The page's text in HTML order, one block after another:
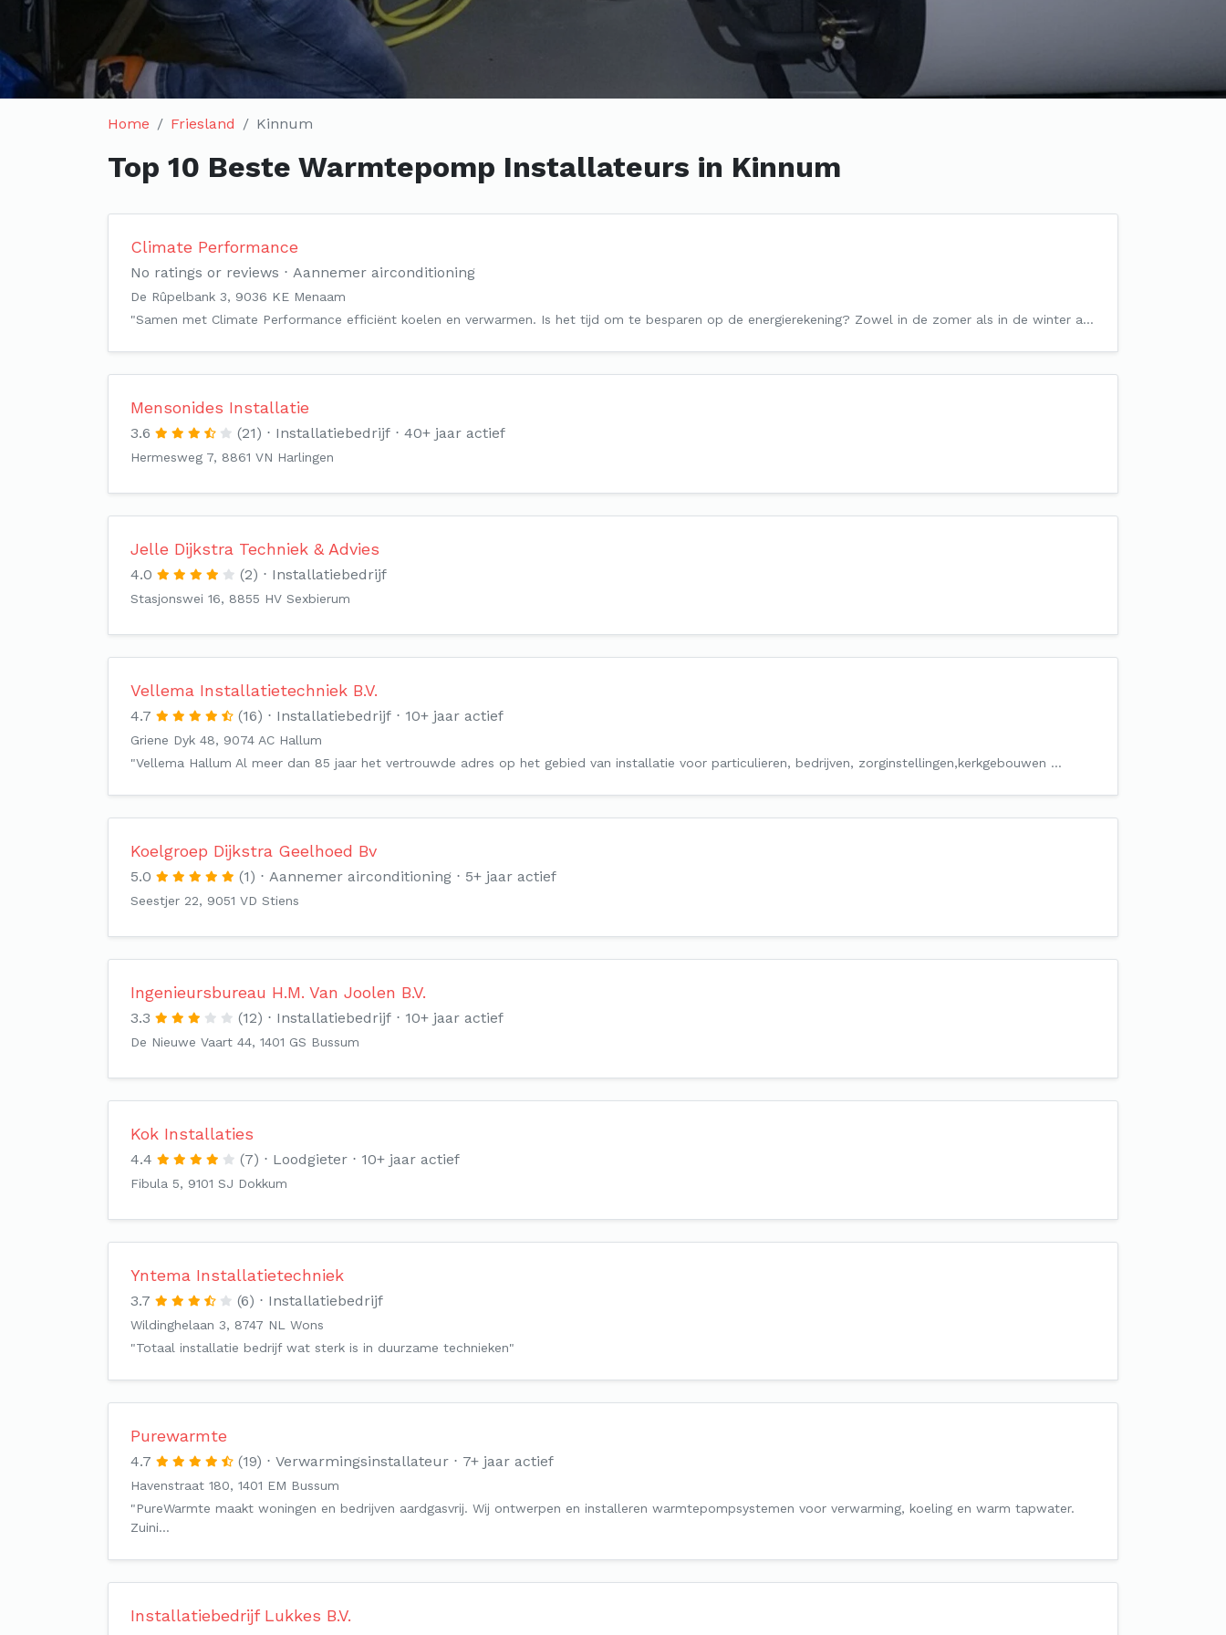
Home Friesland Kinnum
Top 10 Beste Warmtepomp Installateurs in Kinnum
Climate Performance
No ratings or reviews Aannemer airconditioning
De Rûpelbank 3, 9036 KE Menaam
"Samen met Climate Performance efficiënt koelen en verwarmen. Is het tijd om te besparen op de energierekening? Zowel in de zomer als in de winter a…
Mensonides Installatie
3.6 (21) Installatiebedrijf 40+ jaar actief
Hermesweg 7, 8861 VN Harlingen
Jelle Dijkstra Techniek & Advies
4.0 (2) Installatiebedrijf
Stasjonswei 16, 8855 HV Sexbierum
Vellema Installatietechniek B.V.
4.7 (16) Installatiebedrijf 10+ jaar actief
Griene Dyk 48, 9074 AC Hallum
"Vellema Hallum Al meer dan 85 jaar het vertrouwde adres op het gebied van installatie voor particulieren, bedrijven, zorginstellingen,kerkgebouwen …
Koelgroep Dijkstra Geelhoed Bv
5.0 (1) Aannemer airconditioning 5+ jaar actief
Seestjer 22, 9051 VD Stiens
Ingenieursbureau H.M. Van Joolen B.V.
3.3 (12) Installatiebedrijf 10+ jaar actief
De Nieuwe Vaart 44, 1401 GS Bussum
Kok Installaties
4.4 (7) Loodgieter 10+ jaar actief
Fibula 5, 9101 SJ Dokkum
Yntema Installatietechniek
3.7 (6) Installatiebedrijf
Wildinghelaan 3, 8747 NL Wons
"Totaal installatie bedrijf wat sterk is in duurzame technieken"
Purewarmte
4.7 (19) Verwarmingsinstallateur 7+ jaar actief
Havenstraat 180, 1401 EM Bussum
"PureWarmte maakt woningen en bedrijven aardgasvrij. Wij ontwerpen en installeren warmtepompsystemen voor verwarming, koeling en warm tapwater.
Zuini…
Installatiebedrijf Lukkes B.V.